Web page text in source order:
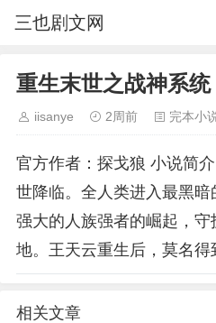
三也剧文网
重生末世之战神系统
iisanye 2周前 完本小
官方作者：探戈狼 小说简
世降临。全人类进入最黑
强大的人族强者的崛起，
地。王天云重生后，莫名得
相关文章